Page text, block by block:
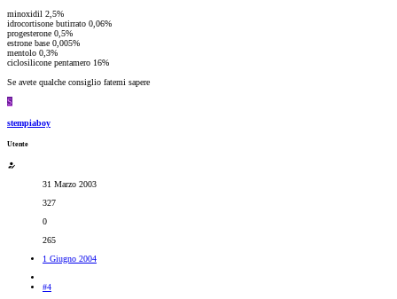
minoxidil 2,5%
idrocortisone butirrato 0,06%
progesterone 0,5%
estrone base 0,005%
mentolo 0,3%
ciclosilicone pentamero 16%
Se avete qualche consiglio fatemi sapere
S
stempiaboy
Utente
31 Marzo 2003
327
0
265
1 Giugno 2004
#4